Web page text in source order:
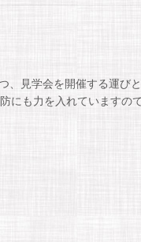
、見学会を開催する運び
にも力を入れていますの